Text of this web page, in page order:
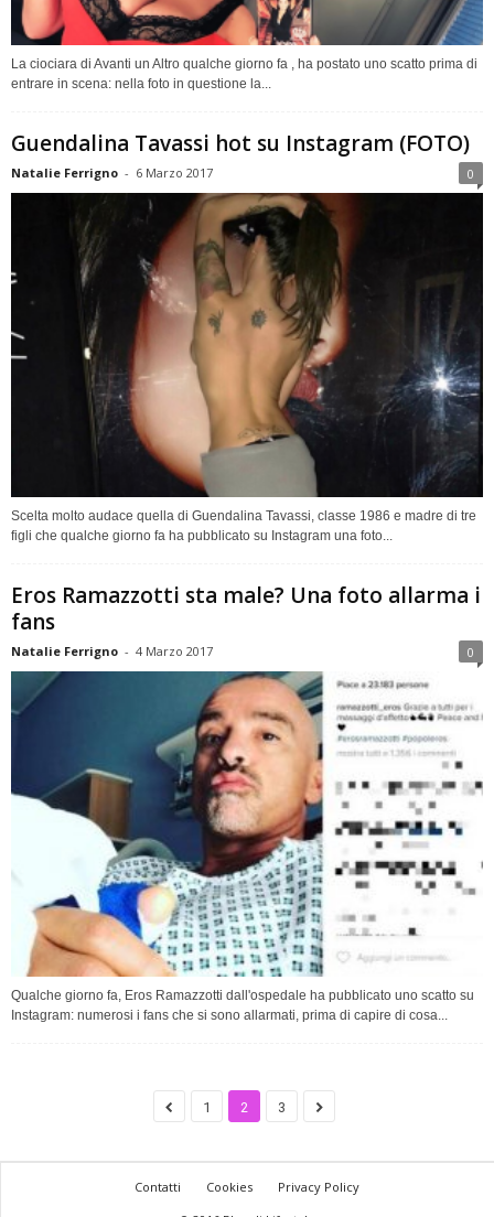
La ciociara di Avanti un Altro qualche giorno fa , ha postato uno scatto prima di
entrare in scena: nella foto in questione la...
Guendalina Tavassi hot su Instagram (FOTO)
Natalie Ferrigno - 6 Marzo 2017 0
Scelta molto audace quella di Guendalina Tavassi, classe 1986 e madre di tre
figli che qualche giorno fa ha pubblicato su Instagram una foto...
Eros Ramazzotti sta male? Una foto allarma i
fans
Natalie Ferrigno - 4 Marzo 2017 0
Qualche giorno fa, Eros Ramazzotti dall'ospedale ha pubblicato uno scatto su
Instagram: numerosi i fans che si sono allarmati, prima di capire di cosa...
1 2 3
Contatti Cookies
Privacy Policy